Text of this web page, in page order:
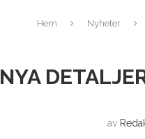
Hem Nyheter
NYA
av